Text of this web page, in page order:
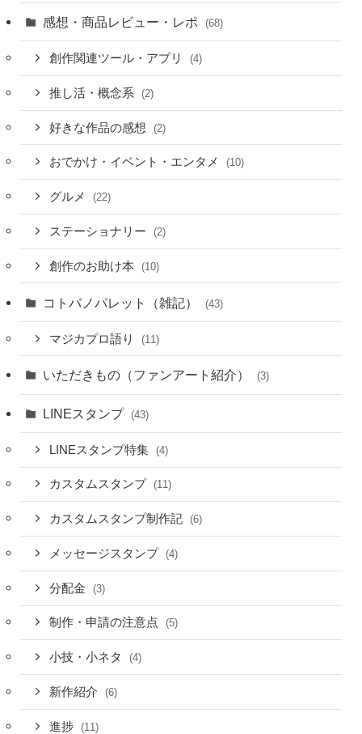
感想・商品レビュー・レポ (68)
創作関連ツール・アプリ (4)
推し活・概念系 (2)
好きな作品の感想 (2)
おでかけ・イベント・エンタメ (10)
グルメ (22)
ステーショナリー (2)
創作のお助け本 (10)
コトバノパレット（雑記） (43)
マジカプロ語り (11)
いただきもの（ファンアート紹介） (3)
LINEスタンプ (43)
LINEスタンプ特集 (4)
カスタムスタンプ (11)
カスタムスタンプ制作記 (6)
メッセージスタンプ (4)
分配金 (3)
制作・申請の注意点 (5)
小技・小ネタ (4)
新作紹介 (6)
進捗 (11)